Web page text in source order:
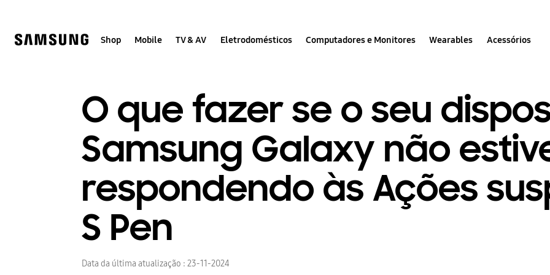
Shop Mobile TV & AV Eletrodomésticos Computadores e Monitores Wearables Acessórios
O que fazer se o seu
Samsung Galaxy não
respondendo às Ações
S Pen
Data da última atualização : 23-11-2024